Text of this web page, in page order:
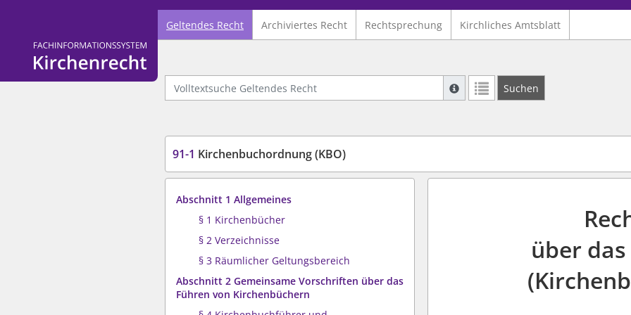
Logo Fachinformationssystem Kirchenrecht
Geltendes Recht Archiviertes Recht Rechtsprechung Kirchliches Amtsblatt
Volltextsuche Geltendes Recht
Suche mit Platzhalter "*", Bsp.
Suchen
91-1 Kirchenbuchordnung (KBO)
Abschnitt 1 Allgemeines
§ 1 Kirchenbücher
§ 2 Verzeichnisse
§ 3 Räumlicher Geltungsbereich
Abschnitt 2 Gemeinsame Vorschriften über das
Führen von Kirchenbüchern
über